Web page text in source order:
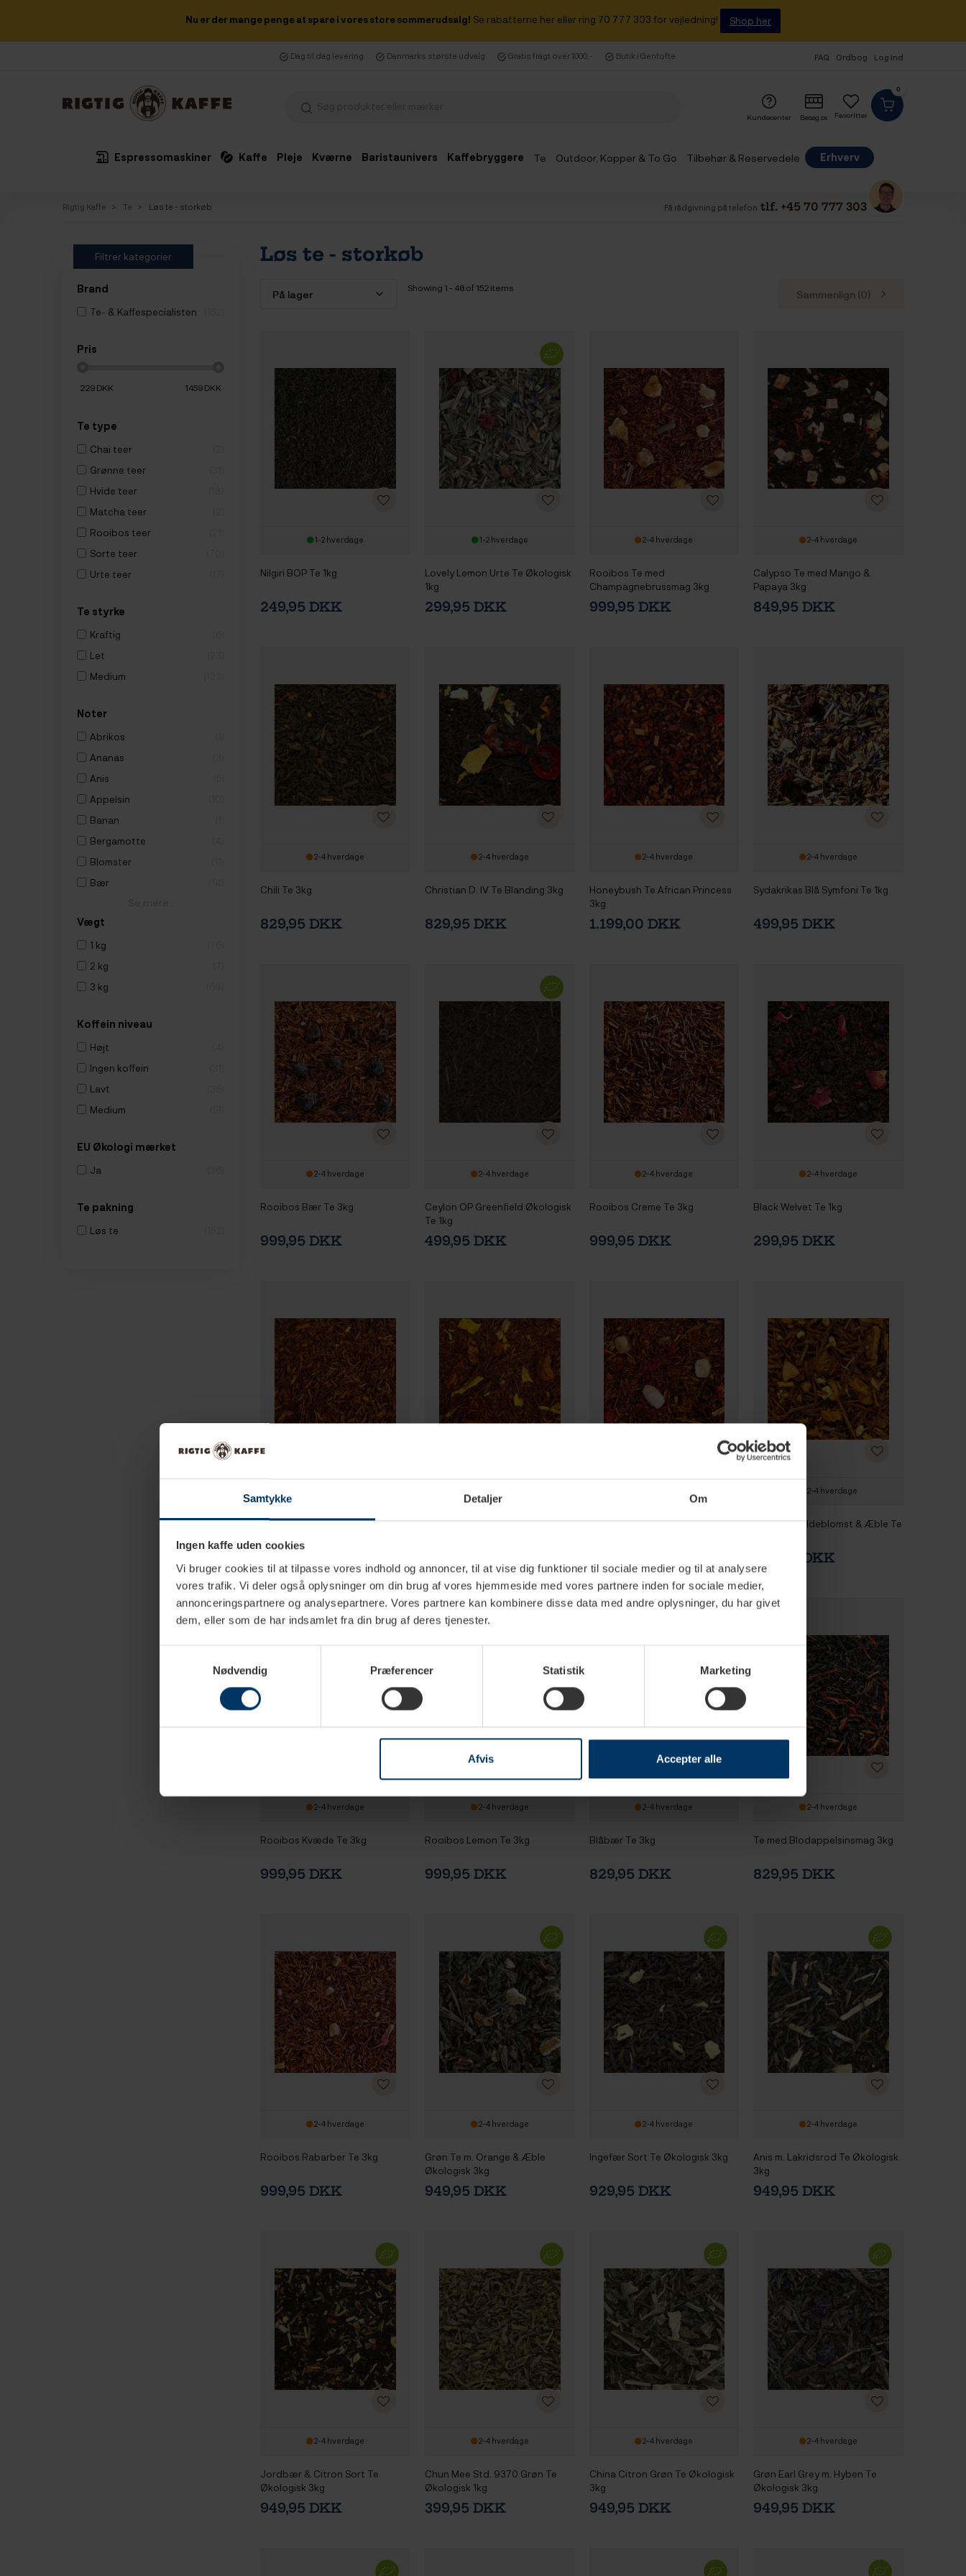
Samtykke Detaljer Om
Ingen kaffe uden cookies
Vi bruger cookies til at tilpasse vores indhold og annoncer, til at vise dig funktioner til sociale medier og til at analysere
vores trafik. Vi deler også oplysninger om din brug af vores hjemmeside med vores partnere inden for sociale medier,
annonceringspartnere og analysepartnere. Vores partnere kan kombinere disse data med andre oplysninger, du har givet
dem, eller som de har indsamlet fra din brug af deres tjenester.
Nødvendig
Præferencer Statistik Marketing
Afvis Accepter alle
Nu er der mange penge at spare i vores store sommerudsalg! Se rabatterne her eller ring 70 777 303 for vejledning! Shop her
Dag til dag levering Danmarks største udvalg Gratis fragt over 1000,- Butik i Gentofte FAQ Ordbog Log ind
0
Favoritter
Kundecenter Besøg os
Espressomaskiner Kaffe Pleje Kværne Baristaunivers Kaffebryggere Te Outdoor, Kopper & To Go Tilbehør & Reservedele
Erhverv
Rigtig Kaffe Te Løs te - storkøb Få rådgivning på telefon tlf. +45 70 777 303
Filtrer kategorier
Brand
Te- & Kaffespecialisten
Pris
229DKK 1459DKK
Te type
Chai teer
Grønne teer
Hvide teer
Matcha teer
Rooibos teer
Sorte teer
Urte teer
Te styrke
Kraftig
Let
Medium
Noter
Abrikos
Ananas
Anis
Appelsin
Banan
Bergamotte
Blomster
Bær
Vægt
1 kg
2 kg
3 kg
Koffein niveau
Højt
Ingen koffein
Lavt
Medium
EU Økologi mærket
Ja
Te pakning
Løs te
Løs te - storkøb
Showing 1 - 48 of 152 items Sammenlign (0)
1-2 hverdage
Nilgiri BOP Te 1kg
249,95 DKK
1-2 hverdage
Lovely Lemon Urte Te Økologisk
1kg
299,95 DKK
2-4 hverdage
Rooibos Te med
Champagnebrussmag 3kg
999,95 DKK
2-4 hverdage
Calypso Te med Mango &
Papaya 3kg
849,95 DKK
2-4 hverdage
Chili Te 3kg
829,95 DKK
2-4 hverdage
Christian D. IV Te Blanding 3kg
829,95 DKK
2-4 hverdage
Honeybush Te African Princess
3kg
1.199,00 DKK
2-4 hverdage
Sydakrikas Blå Symfoni Te 1kg
499,95 DKK
2-4 hverdage
Rooibos Bær Te 3kg
999,95 DKK
2-4 hverdage
Ceylon OP Greenfield Økologisk
Te 1kg
499,95 DKK
2-4 hverdage
Rooibos Creme Te 3kg
999,95 DKK
2-4 hverdage
Black Welvet Te 1kg
299,95 DKK
Rooibos Karamel Te 3kg Rooibos Havtorn & Æble Te 3kg
Rooibos Hindbær & Melon Te
2-4 hverdage
Rooibos Hyldeblomst & Æble Te
999,95 DKK
2-4 hverdage
Rooibos Kvæde Te 3kg
999,95 DKK
2-4 hverdage
Rooibos Lemon Te 3kg
999,95 DKK
2-4 hverdage
Blåbær Te 3kg
829,95 DKK
2-4 hverdage
Te med Blodappelsinsmag 3kg
829,95 DKK
2-4 hverdage
Rooibos Rabarber Te 3kg
999,95 DKK
2-4 hverdage
Grøn Te m. Orange & Æble
Økologisk 3kg
949,95 DKK
2-4 hverdage
Ingefær Sort Te Økologisk 3kg
929,95 DKK
2-4 hverdage
Anis m. Lakridsrod Te Økologisk
3kg
949,95 DKK
2-4 hverdage
Jordbær & Citron Sort Te
Økologisk 3kg
949,95 DKK
2-4 hverdage
Chun Mee Std. 9370 Grøn Te
Økologisk 1kg
399,95 DKK
2-4 hverdage
China Citron Grøn Te Økologisk
3kg
949,95 DKK
2-4 hverdage
Grøn Earl Grey m. Hyben Te
Økologisk 3kg
949,95 DKK